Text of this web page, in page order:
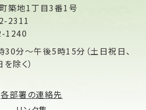
築地1丁目3番1号
2311
1240
30分～午後5時15分（土日祝日、
除く）
各部署の連絡先